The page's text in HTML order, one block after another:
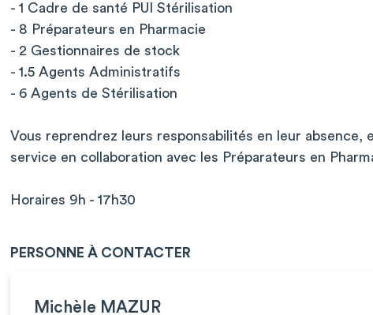
- 1 Cadre de santé PUI Stérilisation
- 8 Préparateurs en Pharmacie
- 2 Gestionnaires de stock
- 1.5 Agents Administratifs
- 6 Agents de Stérilisation
Vous reprendrez leurs responsabilités en leur absence,
service en collaboration avec les Préparateurs en
Horaires 9h - 17h30
PERSONNE À CONTACTER
Michèle MAZUR